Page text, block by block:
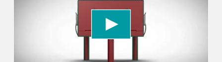
We use a third party service to embed video
content that may collect data about your activity.
Please review the details and accept the service